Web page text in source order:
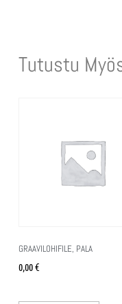
Tutustu
GRAAVILOHIFILE, PALA
0,00€